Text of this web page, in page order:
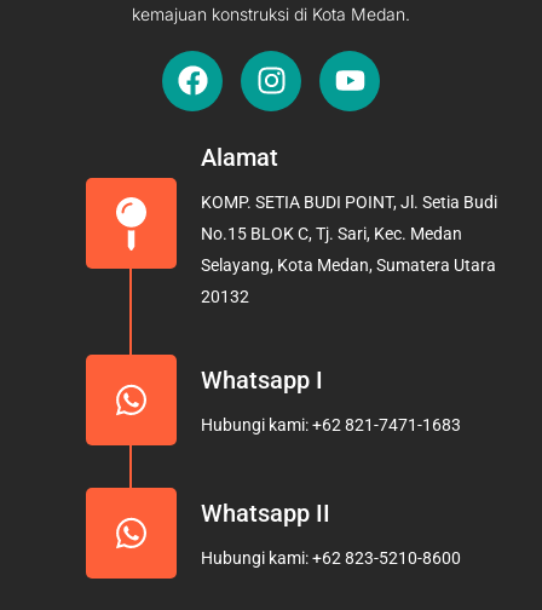
kemajuan konstruksi di Kota Medan.
F
a
e
o
o
k
I
n
t
g
r
a
Y
o
b
e
Alamat
KOMP. SETIA BUDI POINT, Jl. Setia Budi
No.15 BLOK C, Tj. Sari, Kec. Medan
Selayang, Kota Medan, Sumatera Utara
20132
Whatsapp I
Hubungi kami: +62 821-7471-1683
Whatsapp II
Hubungi kami: +62 823-5210-8600